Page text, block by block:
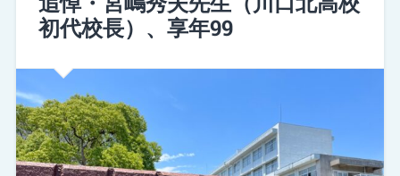
初代校長）、享年99